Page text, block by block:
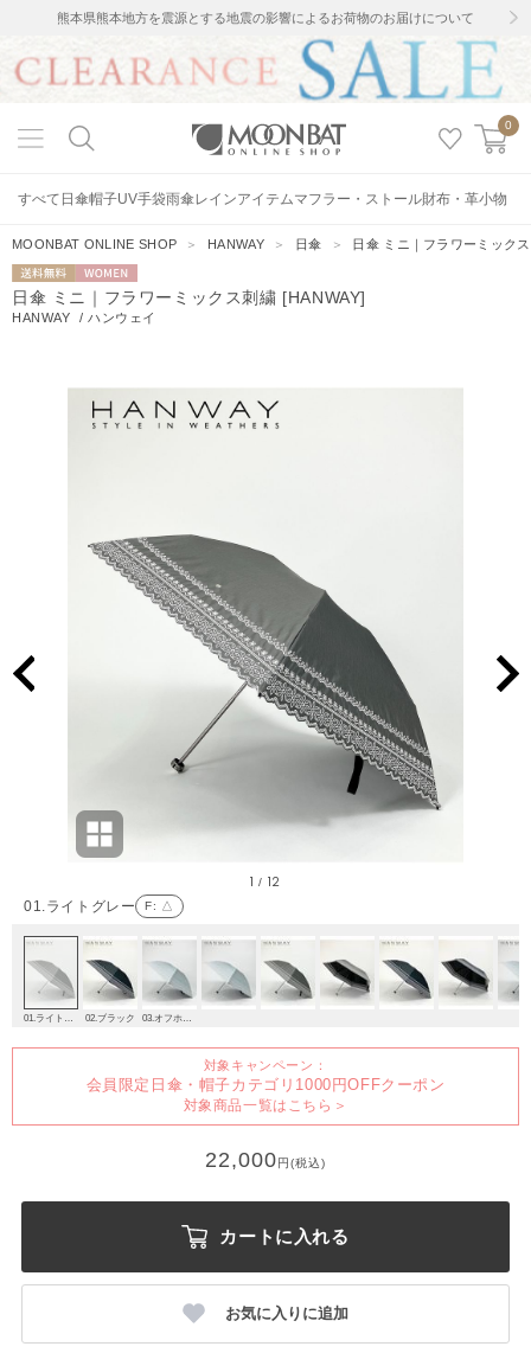
熊本県熊本地方を震源とする地震の影響によるお荷物のお届けについて
0
すべて 日傘帽子UV手袋雨傘レインアイテムマフラー・ストール財布・革小物
MOONBAT ONLINE SHOP ＞ HANWAY ＞ 日傘 ＞ 日傘 ミニ｜フラワーミック
送料無料 WOMEN
日傘 ミニ｜フラワーミックス刺繍 [HANWAY]
HANWAY /ハンウェイ
01.ライトグレー F: △
1 / 12
02.ブラック
対象キャンペーン：
会員限定日傘・帽子カテゴリ1000円OFFクーポン
対象商品一覧はこちら＞
22,000円(税込)
カートに入れる
お気に入りに追加